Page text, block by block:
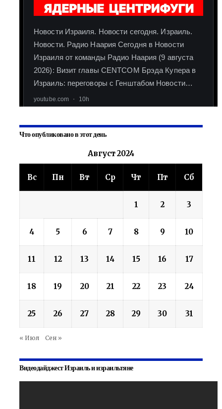
Что опубликовано в этот день
Август 2024
Вс Пн Вт Ср Чт Пт Сб
1 2 3
4 5 6 7 8 9 10
11 12 13 14 15 16 17
18 19 20 21 22 23 24
25 26 27 28 29 30 31
« Июл Сен »
Видеодайджест Израиль и израильтяне